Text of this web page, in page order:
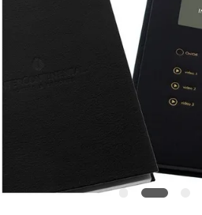
เว็บไซต์